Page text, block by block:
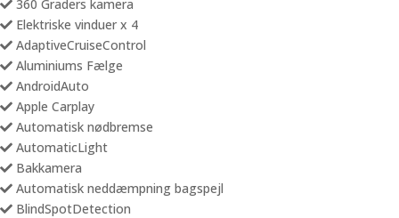
360 Graders kamera
Elektriske vinduer x 4
AdaptiveCruiseControl
Aluminiums Fælge
AndroidAuto
Apple Carplay
Automatisk nødbremse
AutomaticLight
Bakkamera
Automatisk neddæmpning bagspejl
BlindSpotDetection